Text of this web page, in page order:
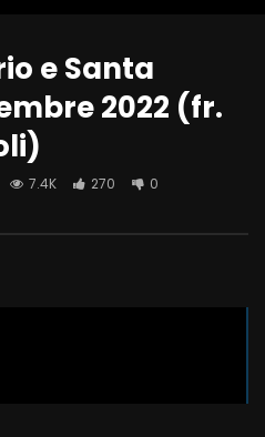
e Santa
2022 (fr.
7.4K 270 0